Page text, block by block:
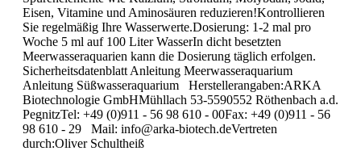
Eisen, Vitamine und Aminosäuren reduzieren!Kontrollieren
Sie regelmäßig Ihre Wasserwerte.Dosierung: 1-2 mal pro
Woche 5 ml auf 100 Liter WasserIn dicht besetzten
Meerwasseraquarien kann die Dosierung täglich erfolgen.
Sicherheitsdatenblatt Anleitung Meerwasseraquarium
Anleitung Süßwasseraquarium Herstellerangaben:ARKA
Biotechnologie GmbHMühllach 53-5590552 Röthenbach a.d.
PegnitzTel: +49 (0)911 - 56 98 610 - 00Fax: +49 (0)911 - 56
98 610 - 29 Mail: info@arka-biotech.deVertreten
durch:Oliver Schultheiß